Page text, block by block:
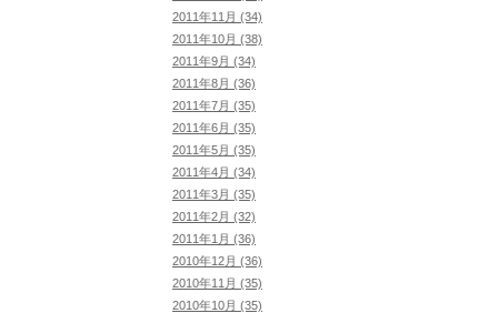
2011年11月 (34)
2011年10月 (38)
2011年9月 (34)
2011年8月 (36)
2011年7月 (35)
2011年6月 (35)
2011年5月 (35)
2011年4月 (34)
2011年3月 (35)
2011年2月 (32)
2011年1月 (36)
2010年12月 (36)
2010年11月 (35)
2010年10月 (35)